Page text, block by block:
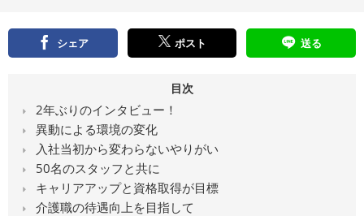
シェア ポスト 送る
目次
2年ぶりのインタビュー！
異動による環境の変化
入社当初から変わらないやりがい
50名のスタッフと共に
キャリアアップと資格取得が目標
介護職の待遇向上を目指して